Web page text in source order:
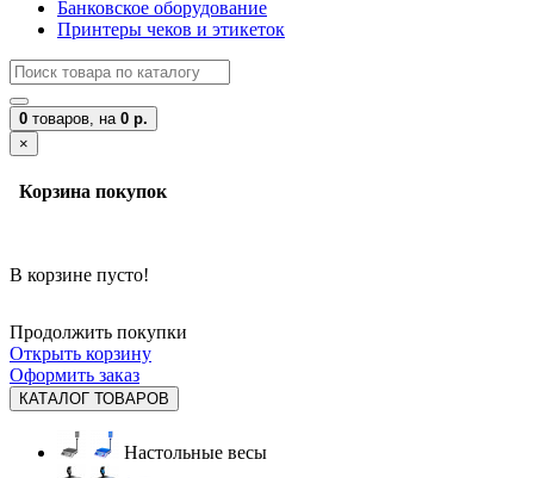
Банковское оборудование
Принтеры чеков и этикеток
0 товаров, на 0 р.
×
Корзина покупок
В корзине пусто!
Продолжить покупки
Открыть корзину
Оформить заказ
КАТАЛОГ ТОВАРОВ
Настольные весы